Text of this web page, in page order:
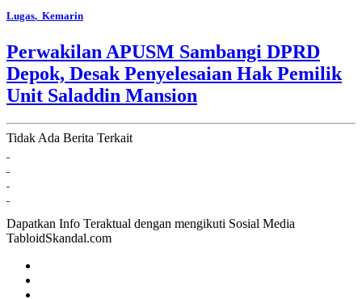
Lugas, Kemarin
Perwakilan APUSM Sambangi DPRD
Depok, Desak Penyelesaian Hak Pemilik
Unit Saladdin Mansion
Tidak Ada Berita Terkait
Dapatkan Info Teraktual dengan mengikuti Sosial Media
TabloidSkandal.com